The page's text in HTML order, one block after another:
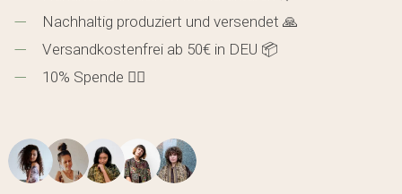
Nachhaltig produziert und versendet 🙏
Versandkostenfrei ab 50€ in DEU 📦
10% Spende 🖐🏼